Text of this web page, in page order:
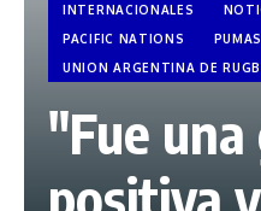
INTERNACIONALES
PACIFIC NATIONS
PUMAS
UNION ARGENTINA DE
"Fue una
positiva